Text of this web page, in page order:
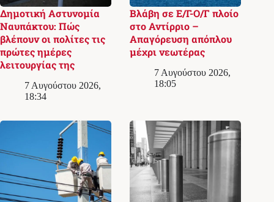
Δημοτική Αστυνομία
Ναυπάκτου: Πώς
βλέπουν οι πολίτες τις
πρώτες ημέρες
λειτουργίας της
7 Αυγούστου 2026,
18:34
Βλάβη σε Ε/Γ-Ο/Γ πλοίο
στο Αντίρριο –
Απαγόρευση απόπλου
μέχρι νεωτέρας
7 Αυγούστου 2026,
18:05